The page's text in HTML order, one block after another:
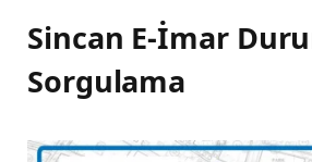
Sincan E-İmar
Sorgulama